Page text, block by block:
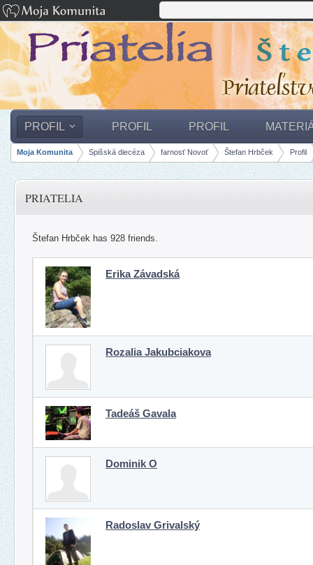
PROFIL PROFIL PROFIL
Breadcrumbs
Moja Komunita Spišská diecéza farnosť Novoť Štefan Hrbček Profil
PRIATELIA
Štefan Hrbček has 928 friends.
Erika Závadská
Rozalia Jakubciakova
Tadeáš Gavala
Dominik O
Radoslav Grivalský